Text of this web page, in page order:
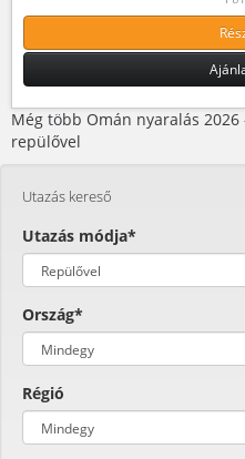
Még több Omán nyaralás
repülővel
Utazás kereső
Utazás módja*
Ország*
Régió